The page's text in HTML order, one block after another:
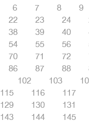
6 7 8 9
22 23 24
38 39 40
54 55 56
70 71 72
86 87 88
102 103
115 116 117
129 130 131
143 144 145